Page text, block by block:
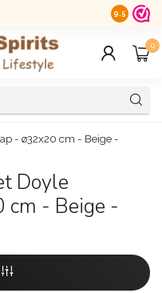
14 dagen
9.5
0
- ø32x20 cm - Beige -
Doyle
cm - Beige -